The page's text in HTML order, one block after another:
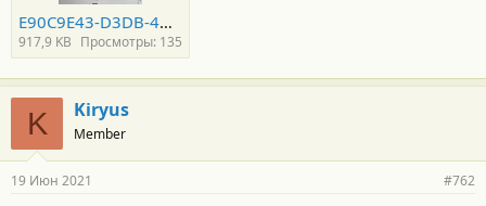
E90C9E43-D3DB-4A2F-9934-4028B3DBFCBA.jpeg
917,9 KB Просмотры: 135
K Kiryus
Member
19 Июн 2021 #762